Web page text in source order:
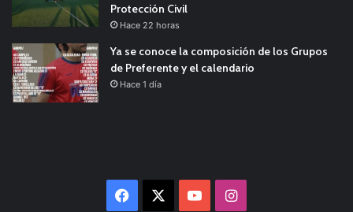
Protección Civil
Hace 22 horas
Ya se conoce la composición de los Grupos
de Preferente y el calendario
Hace 1 día
Facebook YouTubeInstagram